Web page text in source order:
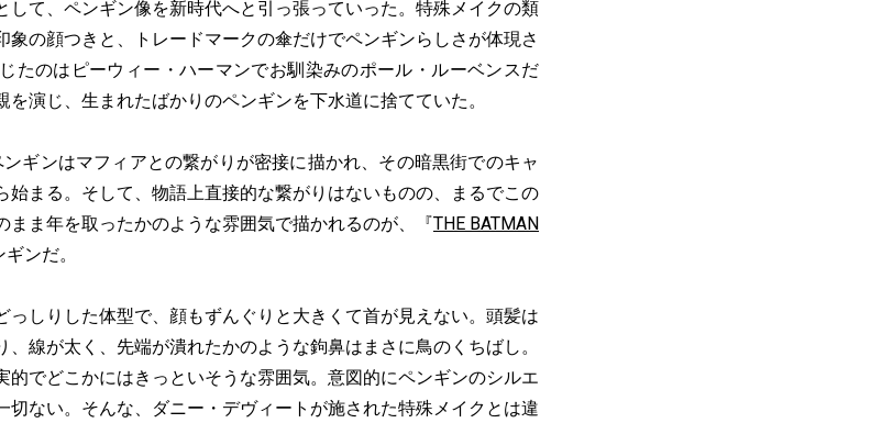
して、ペンギン像を新時代へと引っ張っていった。特殊メイクの類
象の顔つきと、トレードマークの傘だけでペンギンらしさが体現さ
たのはピーウィー・ハーマンでお馴染みのポール・ルーベンスだ
を演じ、生まれたばかりのペンギンを下水道に捨てていた。
ンギンはマフィアとの繋がりが密接に描かれ、その暗黒街でのキャ
始まる。そして、物語上直接的な繋がりはないものの、まるでこの
まま年を取ったかのような雰囲気で描かれるのが、『THE BATMAN
ンだ。
しりした体型で、顔もずんぐりと大きくて首が見えない。頭髪は
線が太く、先端が潰れたかのような鉤鼻はまさに鳥のくちばし。
的でどこかにはきっといそうな雰囲気。意図的にペンギンのシルエ
切ない。そんな、ダニー・デヴィートが施された特殊メイクとは違